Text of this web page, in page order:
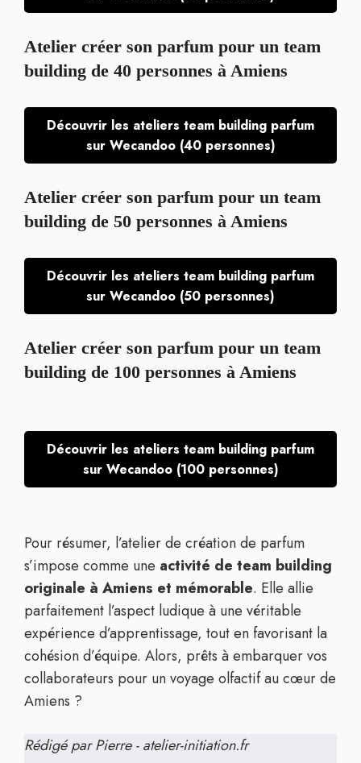
Atelier créer son parfum pour un team
building de 40 personnes à Amiens
Découvrir les ateliers team building parfum
sur Wecandoo (40 personnes)
Atelier créer son parfum pour un team
building de 50 personnes à Amiens
Découvrir les ateliers team building parfum
sur Wecandoo (50 personnes)
Atelier créer son parfum pour un team
building de 100 personnes à Amiens
Découvrir les ateliers team building parfum
sur Wecandoo (100 personnes)
Pour résumer, l’atelier de création de parfum
s’impose comme une activité de team building
originale à Amiens et mémorable. Elle allie
parfaitement l’aspect ludique à une véritable
expérience d’apprentissage, tout en favorisant la
cohésion d’équipe. Alors, prêts à embarquer vos
collaborateurs pour un voyage olfactif au cœur de
Amiens ?
Rédigé par Pierre - atelier-initiation.fr